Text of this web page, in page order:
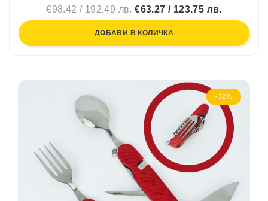
€98.42 / 192.49 лв.€63.27 / 123.75 лв.
ДОБАВИ В КОЛИЧКА
-32%